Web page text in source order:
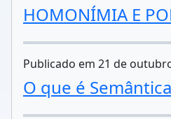
HOMONÍMIA E
Publicado em 21 de
O que é